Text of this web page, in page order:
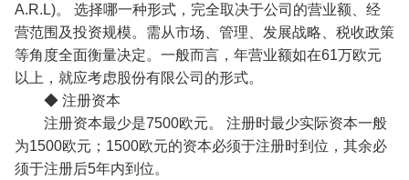
A.R.L)。 选择哪一种形式，完全取决于公司的营业额、经
营范围及投资规模。需从市场、管理、发展战略、税收政策
等角度全面衡量决定。一般而言，年营业额如在61万欧元
以上，就应考虑股份有限公司的形式。
◆ 注册资本
注册资本最少是7500欧元。 注册时最少实际资本一般
为1500欧元；1500欧元的资本必须于注册时到位，其余必
须于注册后5年内到位。